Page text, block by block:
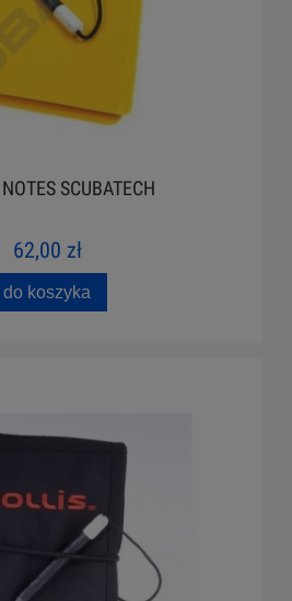
SCUBATECH
62,00 zł
do koszyka